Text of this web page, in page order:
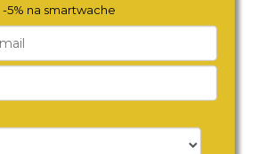
EM1070-83L
-5% na smartwache